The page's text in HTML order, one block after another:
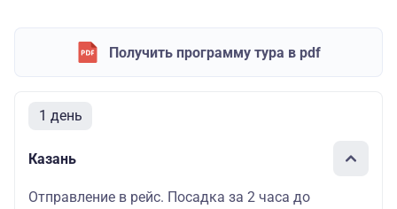
Получить программу тура в pdf
1 день
Казань
Отправление в рейс. Посадка за 2 часа до